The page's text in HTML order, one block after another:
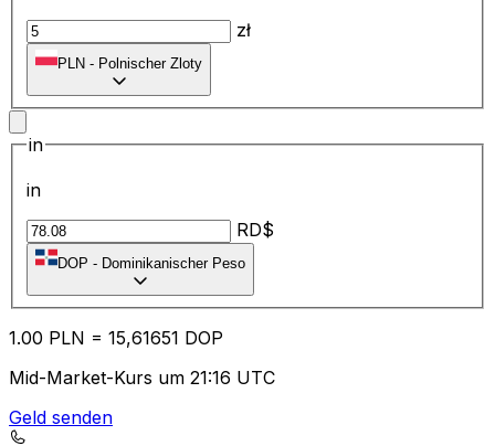
zł
PLN - Polnischer Zloty
in
in
RD$
DOP - Dominikanischer Peso
1.00 PLN = 15,61651 DOP
Mid-Market-Kurs um 21:16 UTC
Geld senden